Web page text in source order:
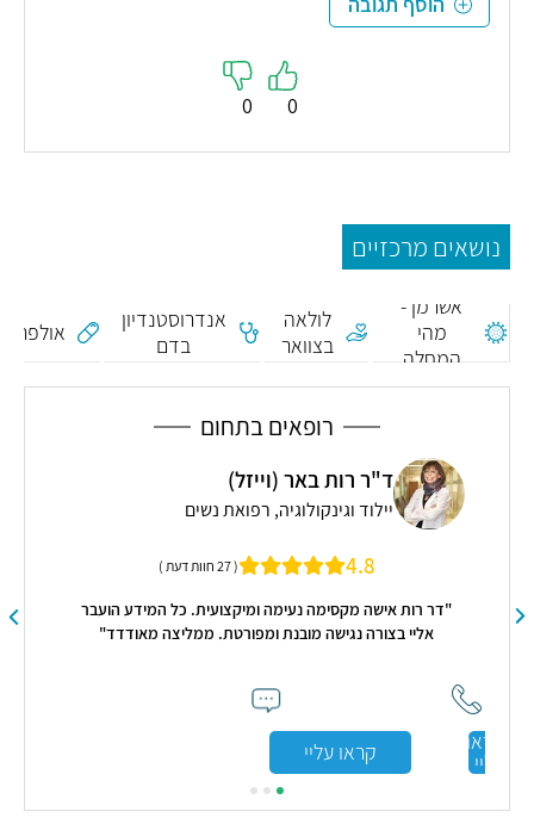
0
0
נושאים מרכזיים
אשרמן -
מהי
המחלה
והשלכותיה
לולאה
בצוואר
הרחם
אנדרוסטנדיון
בדם
אולפריב
רופאים בתחום
קראו
עליי
ד"ר רות באר (וייזל)
יילוד וגינקולוגיה, רפואת נשים
4.8 ( 27 חוות דעת )
"דר רות אישה מקסימה נעימה ומיקצועית. כל המידע הועבר
אליי בצורה נגישה מובנת ומפורטת. ממליצה מאודדד"
קראו עליי